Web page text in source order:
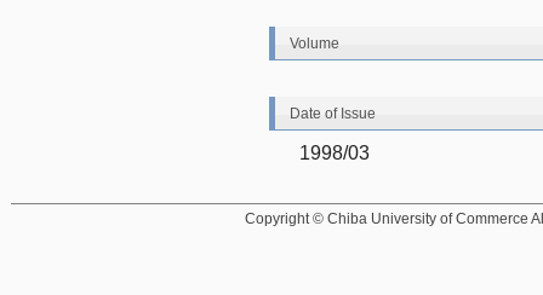
Volume
Date of Issue
1998/03